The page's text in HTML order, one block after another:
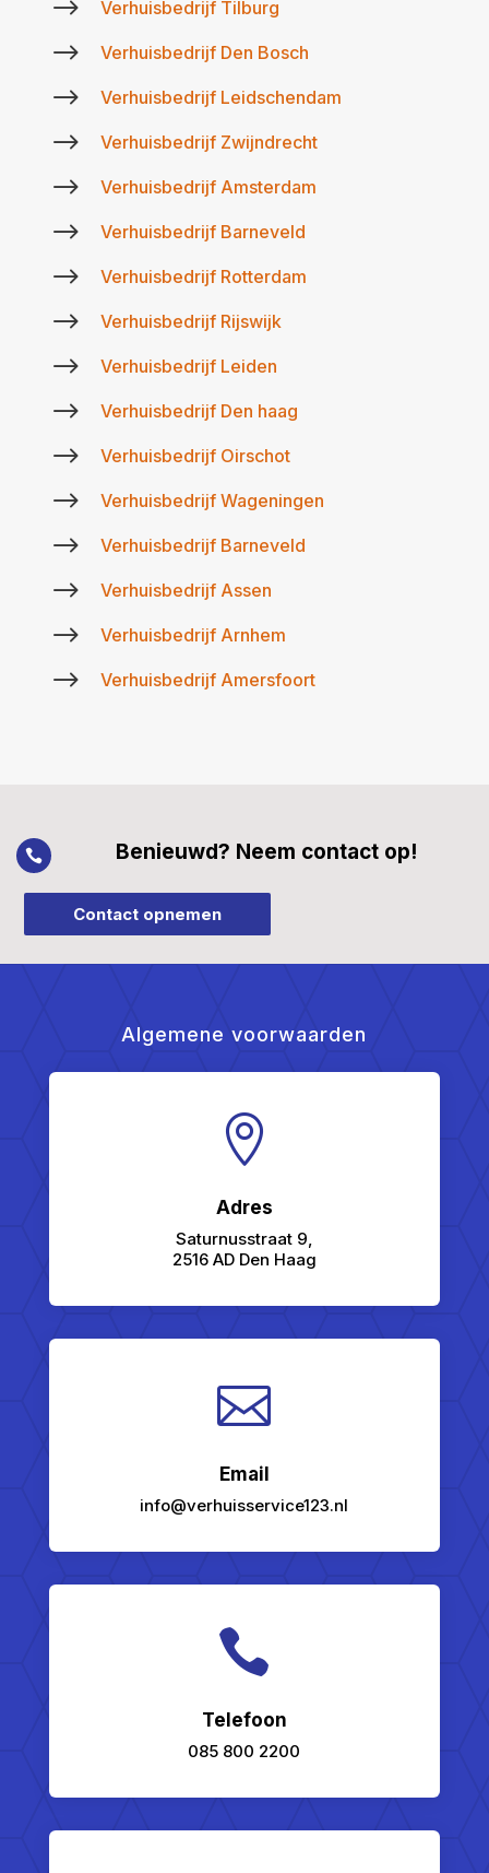
$ Verhuisbedrijf Tilburg
$ Verhuisbedrijf Den Bosch
$ Verhuisbedrijf Leidschendam
$ Verhuisbedrijf Zwijndrecht
$ Verhuisbedrijf Amsterdam
$ Verhuisbedrijf Barneveld
$ Verhuisbedrijf Rotterdam
$ Verhuisbedrijf Rijswijk
$ Verhuisbedrijf Leiden
$ Verhuisbedrijf Den haag
$ Verhuisbedrijf Oirschot
$ Verhuisbedrijf Wageningen
$ Verhuisbedrijf Barneveld
$ Verhuisbedrijf Assen
$ Verhuisbedrijf Arnhem
$ Verhuisbedrijf Amersfoort
 Benieuwd? Neem contact op!
Contact opnemen
Algemene voorwaarden

Adres
Saturnusstraat 9,
2516 AD Den Haag

Email
info@verhuisservice123.nl

Telefoon
085 800 2200